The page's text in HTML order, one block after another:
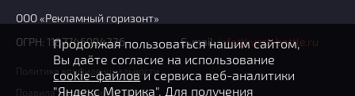
ООО «Рекламный горизонт»
ОГРН: 1187746994236
E-mail:info@kvest-battle.ru
Политика конфиденциальности
Правила модерации отзывов
Продолжая пользоваться нашим сайтом,
Вы даёте согласие на использование
cookie-файлови сервиса веб-аналитики
"Яндекс Метрика". Для получения